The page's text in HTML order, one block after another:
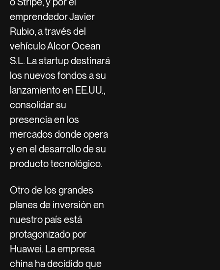
emprendedor Javier
Rubio, a través del
vehículo Alcor Ocean
S.L. La startup destinará
los nuevos fondos a su
lanzamiento en EE.UU.,
consolidar su
presencia en los
mercados donde opera
y en el desarrollo de su
producto tecnológico.
Otro de los grandes
planes de inversión en
nuestro país está
protagonizado por
Huawei. La empresa
china ha decidido que